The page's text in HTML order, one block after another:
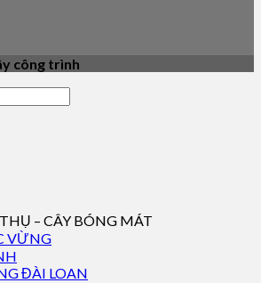
công trình
– CÂY BÓNG MÁT
VỪNG
ĐÀI LOAN